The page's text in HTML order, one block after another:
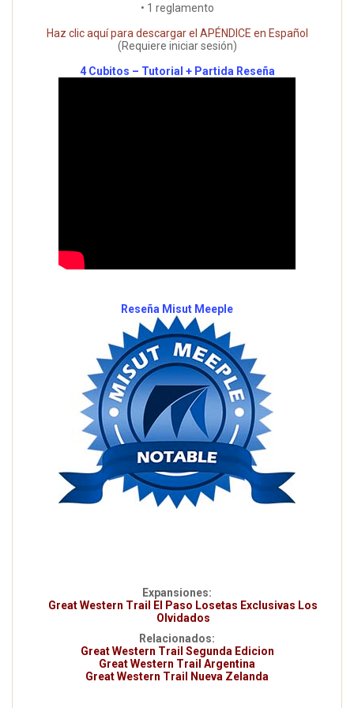
• 1 reglamento
Haz clic aquí para descargar el APÉNDICE en Español
(Requiere iniciar sesión)
4 Cubitos – Tutorial + Partida Reseña
Reseña Misut Meeple
Expansiones:
Great Western Trail El Paso Losetas Exclusivas Los
Olvidados
Relacionados:
Great Western Trail Segunda Edicion
Great Western Trail Argentina
Great Western Trail Nueva Zelanda